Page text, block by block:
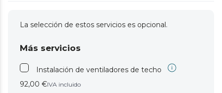
La selección de estos servicios es opcional.
Más servicios
Instalación de ventiladores de techo
92,00 €IVA incluido